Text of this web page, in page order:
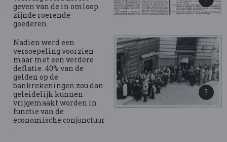
geven van de in omloop
zijnde roerende
goederen.
Nadien werd een
versoepeling voorzien
maar met een verdere
deflatie. 40% van de
gelden op de
bankrekeningen zou dan
geleidelijk kunnen
vrijgemaakt worden in
functie van de
economische conjunctuur
.